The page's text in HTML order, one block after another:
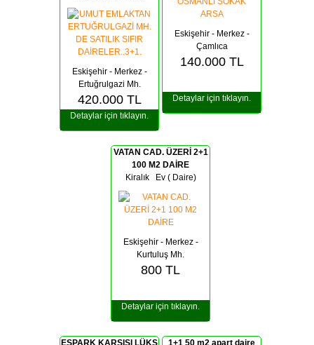
Eskişehir - Merkez -
Ertuğrulgazi Mh.
420.000 TL
Detaylar için tıklayın.
Eskişehir - Merkez -
Çamlıca
140.000 TL
Detaylar için tıklayın.
VATAN CAD. ÜZERİ 2+1
100 M2 DAİRE
KiralıkEv ( Daire)
Eskişehir - Merkez -
Kurtuluş Mh.
800 TL
Detaylar için tıklayın.
ESPARK KARŞISI LÜKS
1+1 50 m2 apart daire